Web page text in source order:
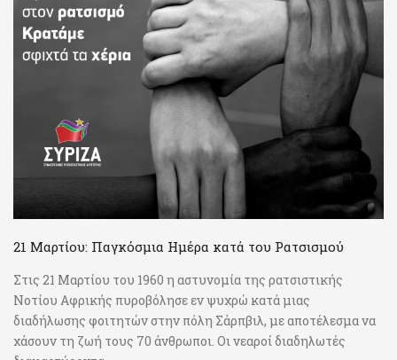
21 Μαρτίου: Παγκόσμια Ημέρα κατά του Ρατσισμού
Στις 21 Μαρτίου του 1960 η αστυνομία της ρατσιστικής
Νοτίου Αφρικής πυροβόλησε εν ψυχρώ κατά μιας
διαδήλωσης φοιτητών στην πόλη Σάρπβιλ, με αποτέλεσμα να
χάσουν τη ζωή τους 70 άνθρωποι. Οι νεαροί διαδηλωτές